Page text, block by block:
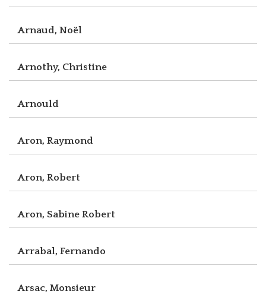
Arnaud, Noël
Arnothy, Christine
Arnould
Aron, Raymond
Aron, Robert
Aron, Sabine Robert
Arrabal, Fernando
Arsac, Monsieur